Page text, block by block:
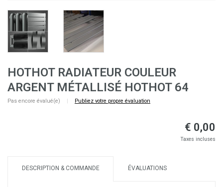
HOTHOT RADIATEUR COULEUR
ARGENT MÉTALLISÉ HOTHOT 64
Pas encore évalué(e) Publiez votre propre évaluation
€ 0,00
Taxes incluses
DESCRIPTION & COMMANDE ÉVALUATIONS